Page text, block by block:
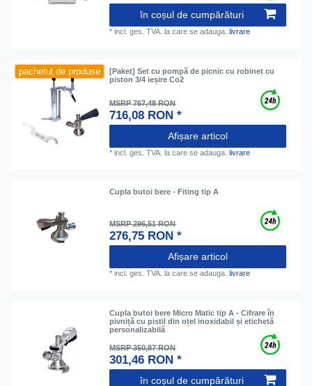
în coșul de cumpărături
*incl. ges. TVA. la care se adauga.livrare
pachetul de produse
[Paket] Set cu pompă de picnic cu robinet cu
piston 3/4 ieșire Co2
MSRP 767,48 RON
716,08 RON *
Afișare articol
*incl. ges. TVA. la care se adauga.livrare
Cupla butoi bere - Fiting tip A
MSRP 296,51 RON
276,75 RON *
Afișare articol
*incl. ges. TVA. la care se adauga. livrare
Cupla butoi bere Micro Matic tip A - Cifrare în
pivniță cu pistil din oțel inoxidabil și etichetă
personalizabilă
MSRP 350,87 RON
301,46 RON *
în coșul de cumpărături